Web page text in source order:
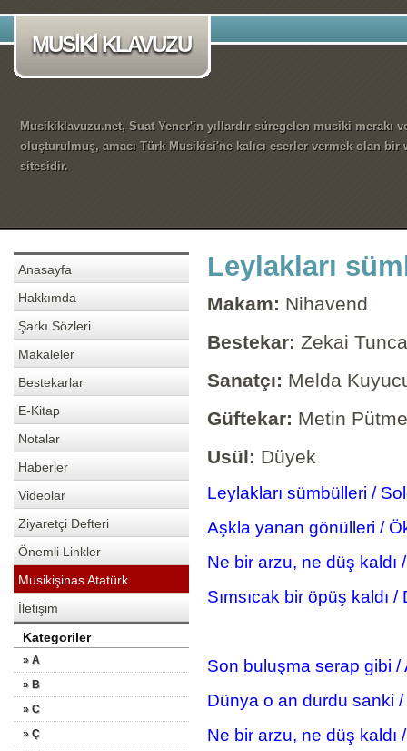
MUSİKİ KLAVUZU
Musikiklavuzu.net, Suat Yener'in yıllardır süregelen musiki merakı
oluşturulmuş, amacı Türk Musikisi'ne kalıcı eserler vermek olan bir
sitesidir.
Anasayfa
Hakkımda
Şarkı Sözleri
Makaleler
Bestekarlar
E-Kitap
Notalar
Haberler
Videolar
Ziyaretçi Defteri
Önemli Linkler
Musikişinas Atatürk
İletişim
Kategoriler
» A
» B
» C
» Ç
Leylakları
Makam: Nihavend
Bestekar: Zekai Tunca
Sanatçı: Melda
Güftekar: Metin
Usül: Düyek
Leylakları sümbülleri /
Aşkla yanan gönülleri /
Ne bir arzu, ne düş
Sımsıcak bir öpüş
Son buluşma serap
Dünya o an durdu sanki
Ne bir arzu, ne düş